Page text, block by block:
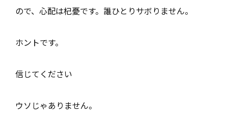
ので、心配は杞憂です。誰ひとりサボりません。
ホントです。
信じてください
ウソじゃありません。